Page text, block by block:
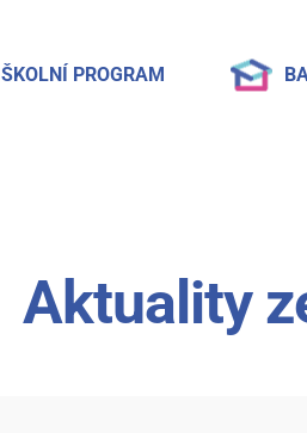
ŠKOLNÍ PROGRAM
Aktuality